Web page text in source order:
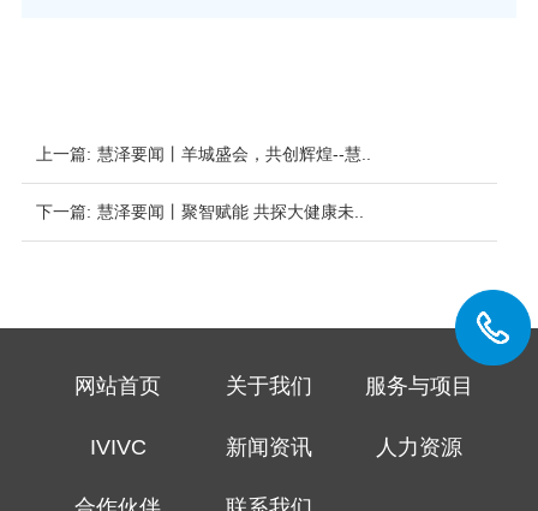
上一篇: 慧泽要闻丨羊城盛会，共创辉煌--慧..
下一篇: 慧泽要闻丨聚智赋能 共探大健康未..
网站首页 关于我们 服务与项目
IVIVC 新闻资讯 人力资源